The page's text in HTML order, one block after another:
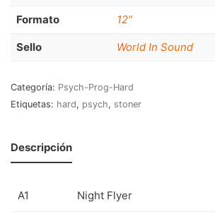
60s
80s (155)
90s (80)
Formato
Formato 12"
Sello World In Sound
Categoría: Psych-Prog-Hard
Etiquetas: hard, psych, stoner
Descripción
A1 Night Flyer